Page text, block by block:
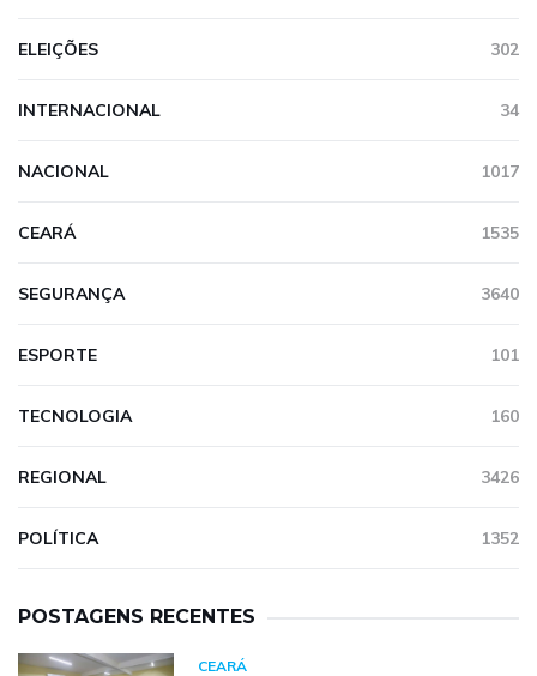
ELEIÇÕES 302
INTERNACIONAL 34
NACIONAL 1017
CEARÁ 1535
SEGURANÇA 3640
ESPORTE 101
TECNOLOGIA 160
REGIONAL 3426
POLÍTICA 1352
POSTAGENS RECENTES
CEARÁ